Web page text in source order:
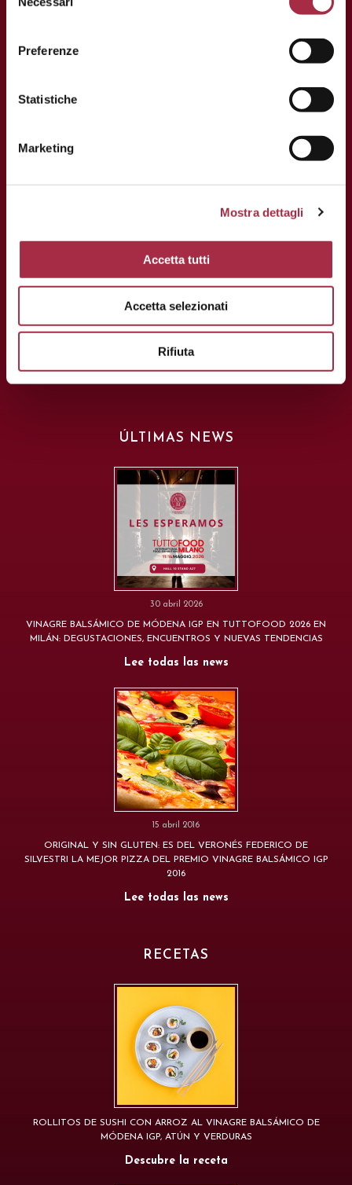
Preferenze
Statistiche
Marketing
Mostra dettagli
Accetta tutti
Accetta selezionati
Rifiuta
Via Ganaceto, 113 – 41121 Modena
info@consorziobalsamico.it
ÚLTIMAS NEWS
30 abril 2026
VINAGRE BALSÁMICO DE MÓDENA IGP EN TUTTOFOOD 2026 EN
MILÁN: DEGUSTACIONES, ENCUENTROS Y NUEVAS TENDENCIAS
Lee todas las news
15 abril 2016
ORIGINAL Y SIN GLUTEN: ES DEL VERONÉS FEDERICO DE
SILVESTRI LA MEJOR PIZZA DEL PREMIO VINAGRE BALSÁMICO IGP
2016
Lee todas las news
RECETAS
ROLLITOS DE SUSHI CON ARROZ AL VINAGRE BALSÁMICO DE
MÓDENA IGP, ATÚN Y VERDURAS
Descubre la receta